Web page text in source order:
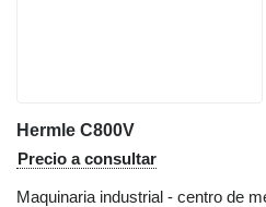
Hermle C800V
Precio a consultar
Maquinaria industrial - centro de